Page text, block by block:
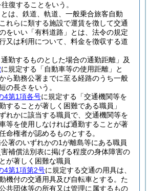
復することをいう。
とは、鉄道、軌道、一般乗合旅客自動
れらに類する施設で運賃を徴して交通
をいい「有料道路」とは、法令の規定
又は利用について、料金を徴収する道
通勤するものとした場合の通勤距離」及
に規定する「自動車等の使用距離」と
ら勤務公署までに至る経路のうち一般
の長さをいう。
4第1項各号に規定する「交通機関等を
することが著しく困難である職員」
れかに該当する職員で、交通機関等を
等を使用しなければ通勤することが著
命権者が認めるものとする。
署のいずれかの1が離島等にある職員
補償法別表に掲げる程度の身体障害の
が著しく困難な職員
4第1項第2号に規定する交通の用具は、
機付の交通用具及び自転車とする。 た
共団体等の所有又は管理に属するもの